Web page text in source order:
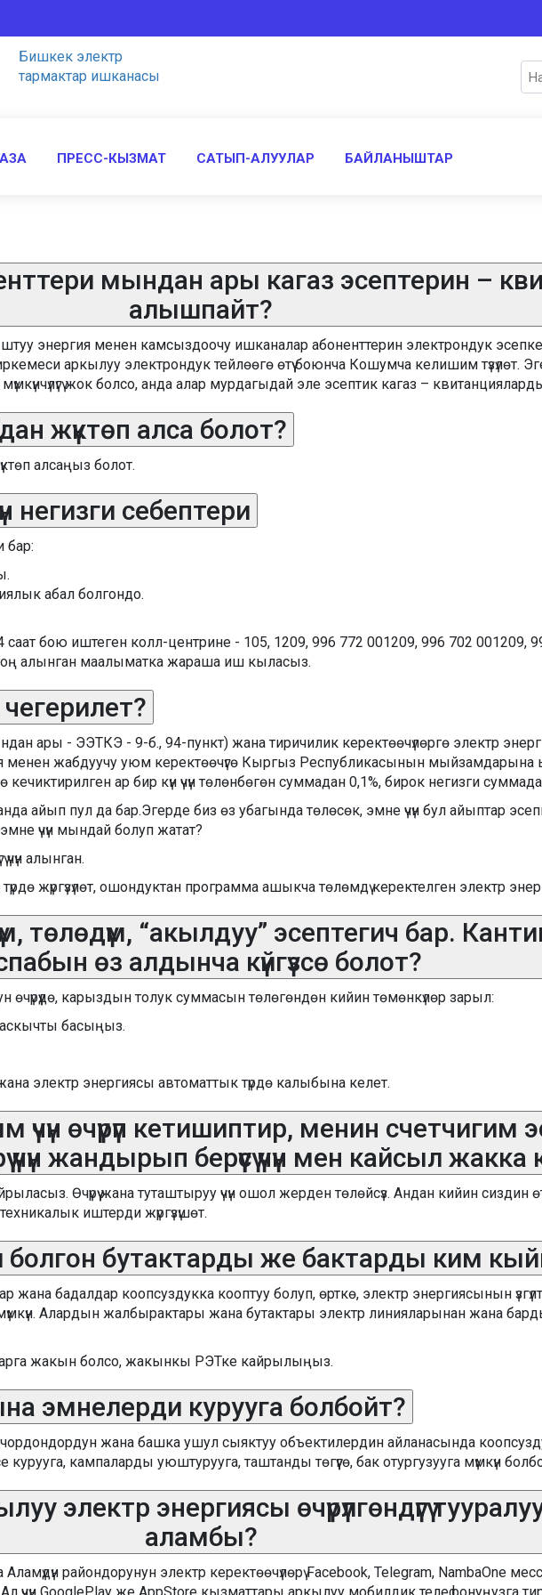
Бишкек электр
тармактар ишканасы
ПРЕСС-КЫЗМАТ САТЫП-АЛУУЛАР БАЙЛАНЫШТАР
мындан ары кагаз эсептерин –
алышпайт?
энергия менен камсыздоочу ишканалар абоненттерин электрондук
аркылуу электрондук тейлөөгө өтүү боюнча Кошумча келишим түзүлөт.
жок болсо, анда алар мурдагыдай эле эсептик кагаз –
жүктөп алса болот?
алсаңыз болот.
негизги себептери
бар:
абал болгондо.
бою иштеген колл-центрине - 105, 1209, 996 772 001209, 996 702 001209,
соң алынган маалыматка жараша иш кыласыз.
ары - ЭЭТКЭ - 9-б., 94-пункт) жана тиричилик керектөөчүлөргө электр
жабдуучу уюм керектөөчүгө Кыргыз Республикасынын мыйзамдарына
ар бир күн үчүн төлөнбөгөн суммадан 0,1%, бирок негизги
айып пул да бар.Эгерде биз өз убагында төлөсөк, эмне үчүн бул айыптар
үчүн мындай болуп жатат?
алынган.
жүргүзүлөт, ошондуктан программа ашыкча төлөмдү керектелген электр
төлөдүм, “акылдуу” эсептегич бар.
өз алдынча күйгүзсө болот?
карыздын толук суммасын төлөгөндөн кийин төмөнкүлөр зарыл:
басыңыз.
жана электр энергиясы автоматтык түрдө калыбына келет.
өчүрүп кетишиптир, менин счетчигим
жандырып берүүсү үчүн мен кайсыл
Өчүрүү жана туташтыруу үчүн ошол жерден төлөйсүз. Андан кийин сиздин
иштерди жүргүзүшөт.
бутактарды же бактарды ким
бадалдар коопсуздукка кооптуу болуп, өрткө, электр энергиясынын
Алардын жалбырактары жана бутактары электр линияларынан жана
жакын болсо, жакынкы РЭТке кайрылыңыз.
эмнелерди курууга болбойт?
жана башка ушул сыяктуу объектилердин айланасында
курууга, кампаларды уюштурууга, таштанды төгүүгө, бак отургузууга мүмкүн
электр энергиясы өчүрүлгөндүгү
аламбы?
райондорунун электр керектөөчүлөрү Facebook, Telegram, NambaOne